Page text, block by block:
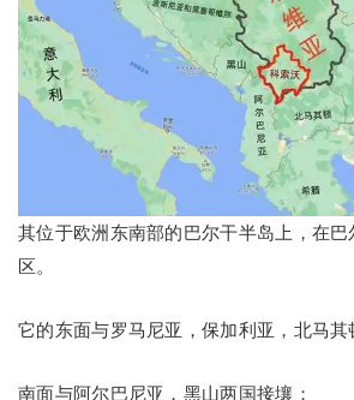
其位于欧洲东南部的巴尔干半岛上，在
区。
它的东面与罗马尼亚，保加利亚，北马其
南面与阿尔巴尼亚，黑山两国接壤；